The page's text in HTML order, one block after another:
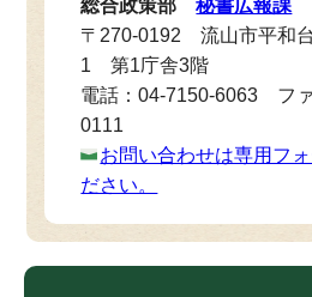
総合政策部秘書広報課
〒270-0192 流山市平和
1 第1庁舎3階
電話：04-7150-6063 フ
0111
お問い合わせは専用フ
ださい。